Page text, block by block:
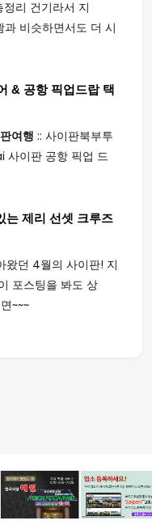
리 건기라서 지
과 비슷하면서도 더 시
& 공항 픽업드랍 택
여행 :: 사이판북부투
사이판 공항 픽업 드
는 제리 선셋 크루즈
왔던 4월의 사이판! 지
포스팅을 봐도 상
~~~